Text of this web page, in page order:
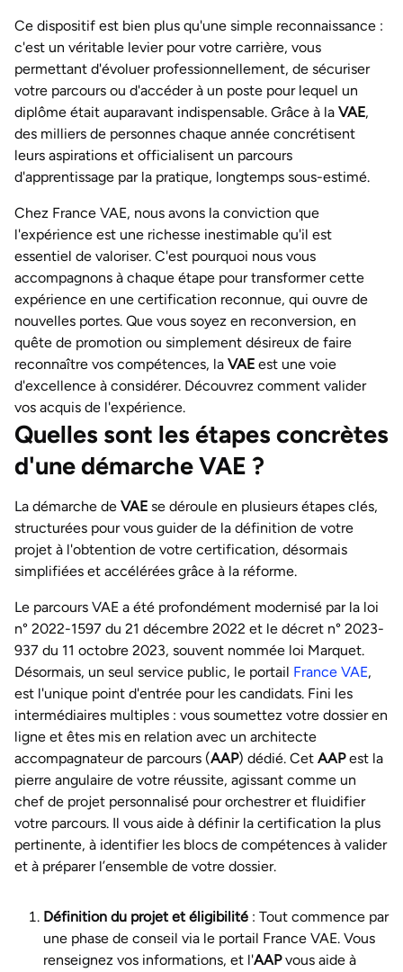
Ce dispositif est bien plus qu'une simple reconnaissance :
c'est un véritable levier pour votre carrière, vous
permettant d'évoluer professionnellement, de sécuriser
votre parcours ou d'accéder à un poste pour lequel un
diplôme était auparavant indispensable. Grâce à la VAE,
des milliers de personnes chaque année concrétisent
leurs aspirations et officialisent un parcours
d'apprentissage par la pratique, longtemps sous-estimé.
Chez France VAE, nous avons la conviction que
l'expérience est une richesse inestimable qu'il est
essentiel de valoriser. C'est pourquoi nous vous
accompagnons à chaque étape pour transformer cette
expérience en une certification reconnue, qui ouvre de
nouvelles portes. Que vous soyez en reconversion, en
quête de promotion ou simplement désireux de faire
reconnaître vos compétences, la VAE est une voie
d'excellence à considérer. Découvrez comment valider
vos acquis de l'expérience.
Quelles sont les étapes concrètes
d'une démarche VAE ?
La démarche de VAE se déroule en plusieurs étapes clés,
structurées pour vous guider de la définition de votre
projet à l'obtention de votre certification, désormais
simplifiées et accélérées grâce à la réforme.
Le parcours VAE a été profondément modernisé par la loi
n° 2022-1597 du 21 décembre 2022 et le décret n° 2023-
937 du 11 octobre 2023, souvent nommée loi Marquet.
Désormais, un seul service public, le portail France VAE,
est l'unique point d'entrée pour les candidats. Fini les
intermédiaires multiples : vous soumettez votre dossier en
ligne et êtes mis en relation avec un architecte
accompagnateur de parcours (AAP) dédié. Cet AAPest la
pierre angulaire de votre réussite, agissant comme un
chef de projet personnalisé pour orchestrer et fluidifier
votre parcours. Il vous aide à définir la certification la plus
pertinente, à identifier les blocs de compétences à valider
et à préparer l’ensemble de votre dossier.
Définition du projet et éligibilité : Tout commence par
une phase de conseil via le portail France VAE. Vous
renseignez vos informations, et l'AAPvous aide à